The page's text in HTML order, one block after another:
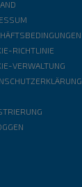
RICHTLINIE
VERWALTUNG